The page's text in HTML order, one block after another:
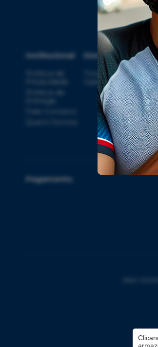
Institucional
Dúvidas
Troca, Devolução,
Garantia
Pagamento